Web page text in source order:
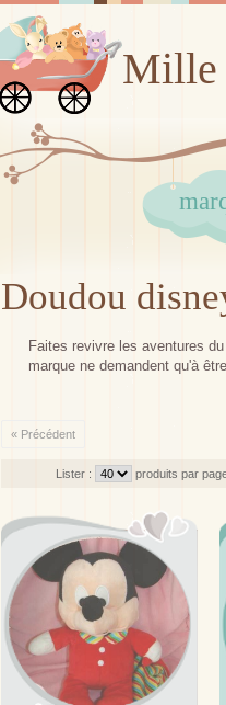
Mille
Doudou
Faites revivre les aventures
marque ne demandent qu'à
« Précédent
Lister : produits par